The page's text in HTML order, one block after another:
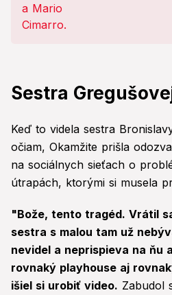
Sestra
Keď to videla sestra
očiam, Okamžite prišla
na sociálnych sieťach o
útrapách, ktorými si musela
"Bože, tento tragéd. Vrátil
sestra s malou tam už
nevidel a neprispieva na ňu
rovnaký playhouse aj
išiel si urobiť video. Zabudol